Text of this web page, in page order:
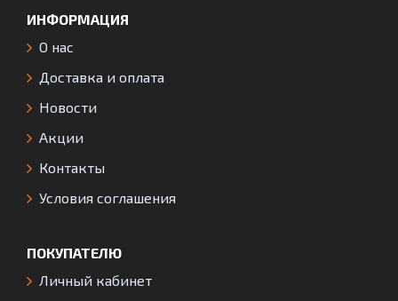
ИНФОРМАЦИЯ
О нас
Доставка и оплата
Новости
Акции
Контакты
Условия соглашения
ПОКУПАТЕЛЮ
Личный кабинет